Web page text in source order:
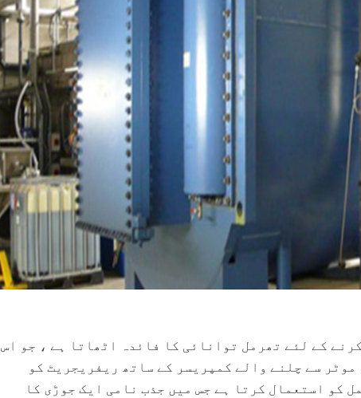
کے لئے تھرمل توانائی کا فائدہ اٹھاتا ہے ، جو اس
سے چلنے والے کمپریسر کے ساتھ ریفریجریٹ کو
کو استعمال کرتا ہے جس میں جذب نامی ایک جوڑی کا